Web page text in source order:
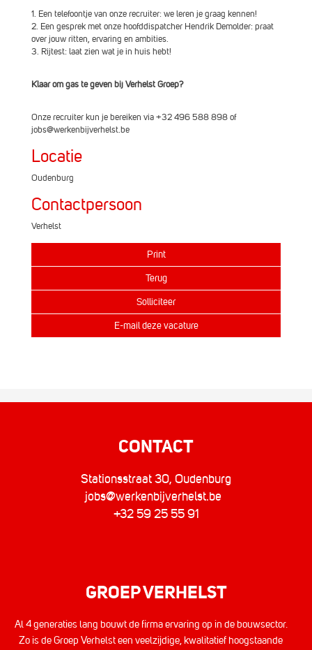
1. Een telefoontje van onze recruiter: we leren je graag kennen!
2. Een gesprek met onze hoofddispatcher Hendrik Demolder: praat
over jouw ritten, ervaring en ambities.
3. Rijtest: laat zien wat je in huis hebt!
Klaar om gas te geven bij Verhelst Groep?
Onze recruiter kun je bereiken via +32 496 588 898 of
jobs@werkenbijverhelst.be
Locatie
Oudenburg
Contactpersoon
Verhelst
CONTACT
Stationsstraat 30, Oudenburg
jobs@werkenbijverhelst.be
+32 59 25 55 91
GROEP VERHELST
Al 4 generaties lang bouwt de firma ervaring op in de bouwsector.
Zo is de Groep Verhelst een veelzijdige, kwalitatief hoogstaande